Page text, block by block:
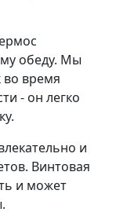
обеду. Мы
во время
- он легко
и
Винтовая
и может